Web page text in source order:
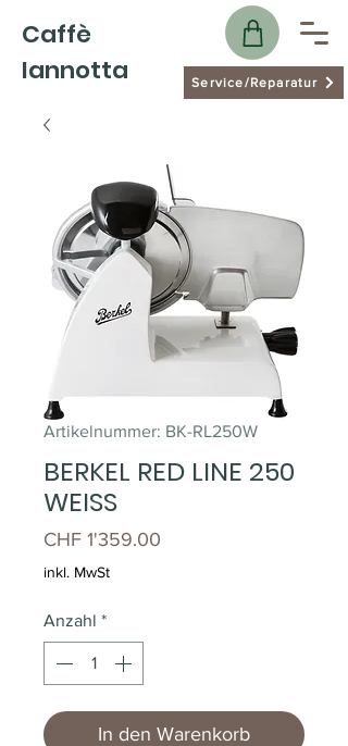
Caffè
Iannotta
Service/Reparatur
Artikelnummer: BK-RL250W
BERKEL RED LINE 250
WEISS
CHF 1'359.00
inkl. MwSt
Anzahl *
In den Warenkorb